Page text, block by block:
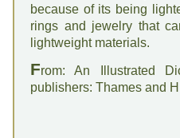
because of its being
rings and jewelry that
lightweight materials.
From: An Illustrated
publishers: Thames and